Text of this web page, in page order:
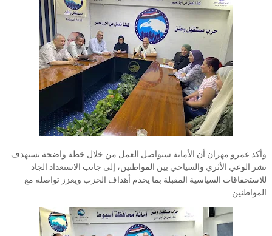
وأكد عمرو مهران أن الأمانة ستواصل العمل من خلال خطة واضحة تستهدف
نشر الوعي الأثري والسياحي بين المواطنين، إلى جانب الاستعداد الجاد
للاستحقاقات السياسية المقبلة بما يخدم أهداف الحزب ويعزز تواصله مع
المواطنين.